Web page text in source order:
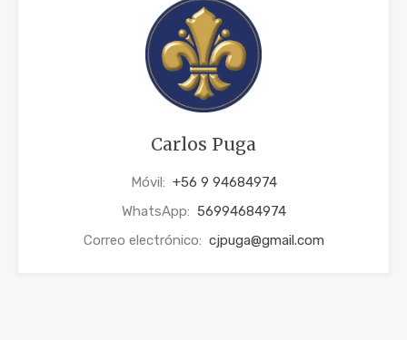
Carlos Puga
Móvil: +56 9 94684974
WhatsApp: 56994684974
Correo electrónico: cjpuga@gmail.com